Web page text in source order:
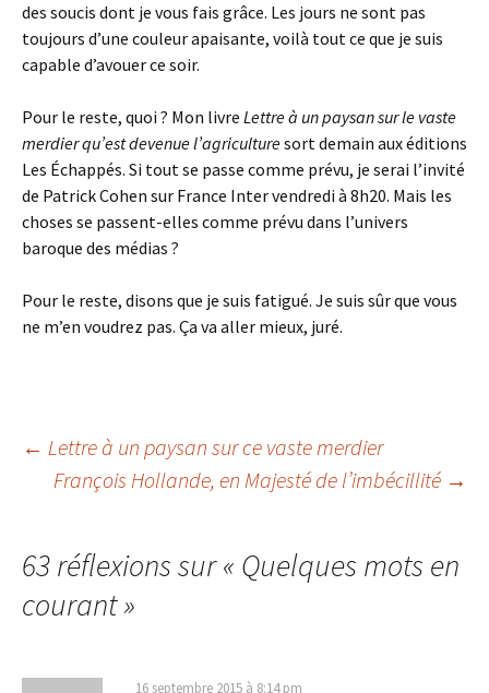
des soucis dont je vous fais grâce. Les jours ne sont pas
toujours d’une couleur apaisante, voilà tout ce que je suis
capable d’avouer ce soir.
Pour le reste, quoi ? Mon livre Lettre à un paysan sur le vaste
merdier qu’est devenue l’agriculturesort demain aux éditions
Les Échappés. Si tout se passe comme prévu, je serai l’invité
de Patrick Cohen sur France Inter vendredi à 8h20. Mais les
choses se passent-elles comme prévu dans l’univers
baroque des médias ?
Pour le reste, disons que je suis fatigué. Je suis sûr que vous
ne m’en voudrez pas. Ça va aller mieux, juré.
Navigation
articles
← Lettre à un paysan sur ce vaste merdier
François Hollande, en Majesté de l’imbécillité →
63 réflexions sur « Quelques mots en
courant»
16 septembre 2015 à 8:14 pm